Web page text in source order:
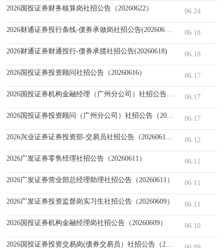
2026国投证券财务核算岗社招公告（20260622） 06.24
2026财通证券投行条线-债券承做岗社招公告(20260618) 06.18
2026财通证券财通投行-债券承揽社招公告(20260618) 06.18
2026国投证券投资顾问社招公告（20260616） 06.17
2026国投证券机构金融经理（广州分公司）社招公告（20260615）
06.17
2026国投证券投资顾问（广州分公司）社招公告（20260615）
06.17
2026兴业证券证券投资部-交易员社招公告（20260611） 06.12
2026广发证券零售经理社招公告（20260611） 06.11
2026广发证券营业部总经理助理社招公告（20260611） 06.11
2026广发证券投资监督岗实习生社招公告（20260609） 06.11
2026国投证券机构金融经理岗社招公告（20260609） 06.10
2026国投证券投资交易岗(债券交易员）社招公告（20260608）